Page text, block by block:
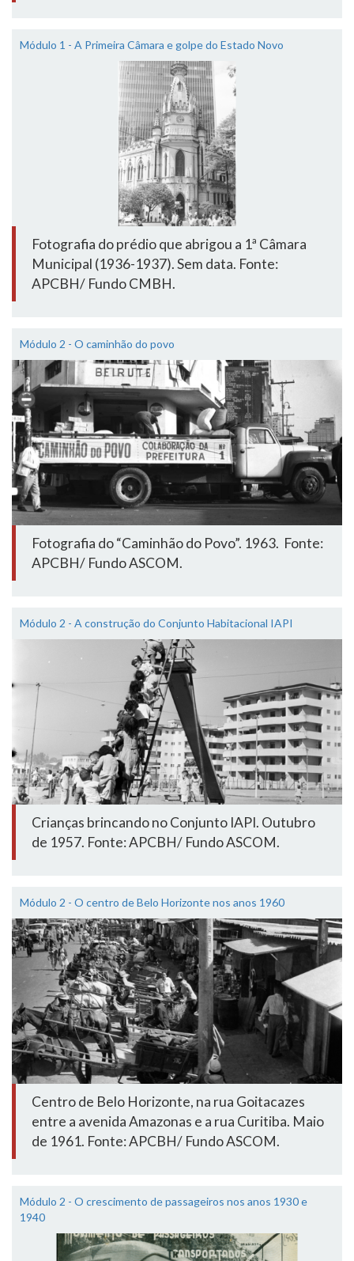
Módulo 1 - A Primeira Câmara e golpe do Estado Novo
Fotografia do prédio que abrigou a 1ª Câmara
Municipal (1936-1937). Sem data. Fonte:
APCBH/ Fundo CMBH.
Módulo 2 - O caminhão do povo
Fotografia do “Caminhão do Povo”. 1963. Fonte:
APCBH/ Fundo ASCOM.
Módulo 2 - A construção do Conjunto Habitacional IAPI
Crianças brincando no Conjunto IAPI. Outubro
de 1957. Fonte: APCBH/ Fundo ASCOM.
Módulo 2 - O centro de Belo Horizonte nos anos 1960
Centro de Belo Horizonte, na rua Goitacazes
entre a avenida Amazonas e a rua Curitiba. Maio
de 1961. Fonte: APCBH/ Fundo ASCOM.
Módulo 2 - O crescimento de passageiros nos anos 1930 e
1940